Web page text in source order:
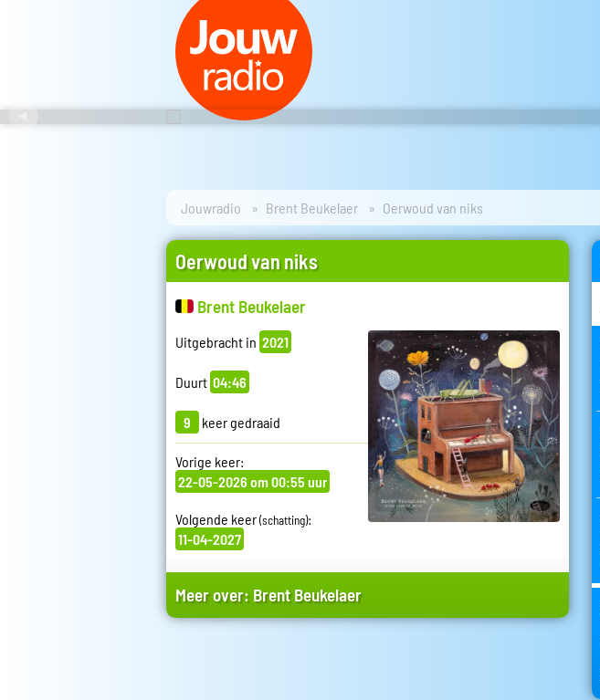
Jouwradio Brent Beukelaer Oerwoud van niks
Oerwoud van niks
Brent Beukelaer
Uitgebracht in 2021
Duurt 04:46
9 keer gedraaid
Vorige keer:
22-05-2026 om 00:55 uur
Volgende keer(schatting):
11-04-2027
Meer over: Brent Beukelaer